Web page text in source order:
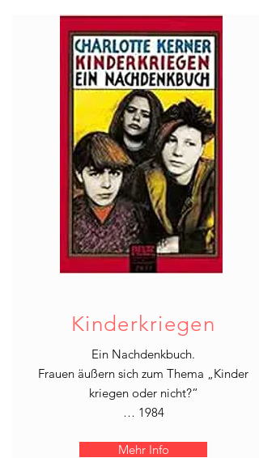
Kinderkriegen
Ein Nachdenkbuch.
Frauen äußern sich zum Thema „Kinder
kriegen oder nicht?“
… 1984
Mehr Info